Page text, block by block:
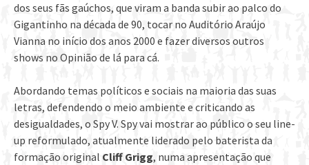
dos seus fãs gaúchos, que viram a banda subir ao palco do
Gigantinho na década de 90, tocar no Auditório Araújo
Vianna no início dos anos 2000 e fazer diversos outros
shows no Opinião de lá para cá.
Abordando temas políticos e sociais na maioria das suas
letras, defendendo o meio ambiente e criticando as
desigualdades, o Spy V. Spy vai mostrar ao público o seu line-
up reformulado, atualmente liderado pelo baterista da
formação original Cliff Grigg, numa apresentação que